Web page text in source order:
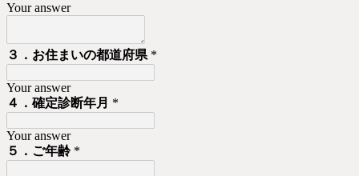
Your answer
３．お住まいの都道府県*
Your answer
４．確定診断年月 *
Your answer
５．ご年齢 *